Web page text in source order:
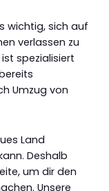
wichtig, sich auf
verlassen zu
spezialisiert
Umzug von
Land
Deshalb
um dir den
Unsere